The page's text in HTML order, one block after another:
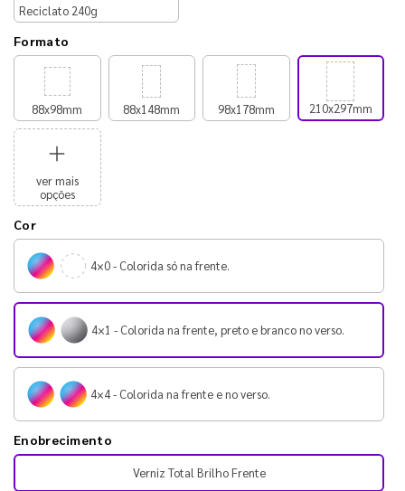
Reciclato 240g
Formato
88x98mm 88x148mm 98x178mm 210x297mm
ver mais
opções
Cor
4×0 - Colorida só na frente.
4×1 - Colorida na frente, preto e branco no verso.
4×4 - Colorida na frente e no verso.
Enobrecimento
Verniz Total Brilho Frente